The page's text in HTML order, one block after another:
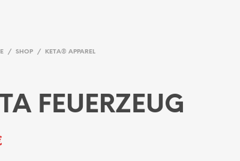
/ SHOP / KETA® APPAREL
FEUERZEUG